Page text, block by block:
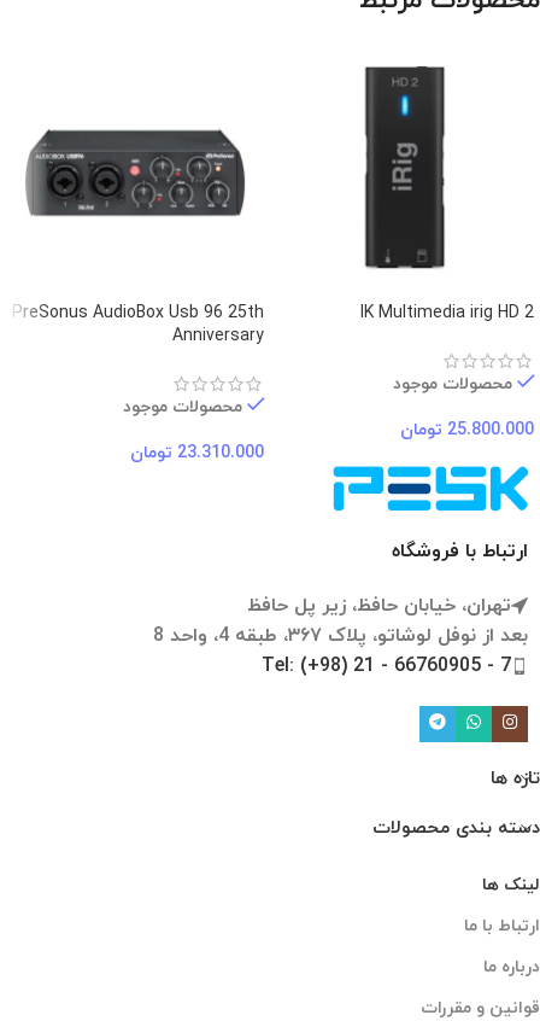
IK Multimedia irig HD 2
محصولات موجود
25.800.000 تومان
PreSonus AudioBox Usb 96 25th
Anniversary
محصولات موجود
23.310.000 تومان
ارتباط با فروشگاه
تهران، خیابان حافظ، زیر پل حافظ
بعد از نوفل لوشاتو، پلاک ۳۶۷، طبقه 4، واحد 8
Tel: (+98) 21 - 66760905 - 7
تازه ها
دسته بندی محصولات
لینک ها
ارتباط با ما
درباره ما
قوانین و مقررات